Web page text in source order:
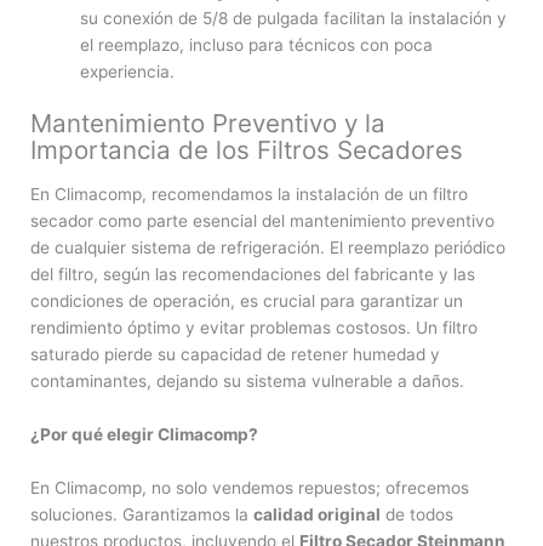
su conexión de 5/8 de pulgada facilitan la instalación y
el reemplazo, incluso para técnicos con poca
experiencia.
Mantenimiento Preventivo y la
Importancia de los Filtros Secadores
En Climacomp, recomendamos la instalación de un filtro
secador como parte esencial del mantenimiento preventivo
de cualquier sistema de refrigeración. El reemplazo periódico
del filtro, según las recomendaciones del fabricante y las
condiciones de operación, es crucial para garantizar un
rendimiento óptimo y evitar problemas costosos. Un filtro
saturado pierde su capacidad de retener humedad y
contaminantes, dejando su sistema vulnerable a daños.
¿Por qué elegir Climacomp?
En Climacomp, no solo vendemos repuestos; ofrecemos
soluciones. Garantizamos la calidad original de todos
nuestros productos, incluyendo el Filtro Secador Steinmann